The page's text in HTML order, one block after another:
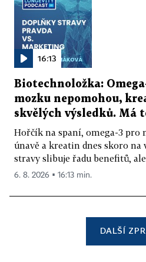
16:13
Biotechnoložka:
mozku nepomohou,
skvělých výsledků. Má
Hořčík na spaní, omega-3 pro
únavě a kreatin dnes skoro na
stravy slibuje řadu benefitů,
6. 8. 2026 ▪ 16:13 min.
DALŠÍ